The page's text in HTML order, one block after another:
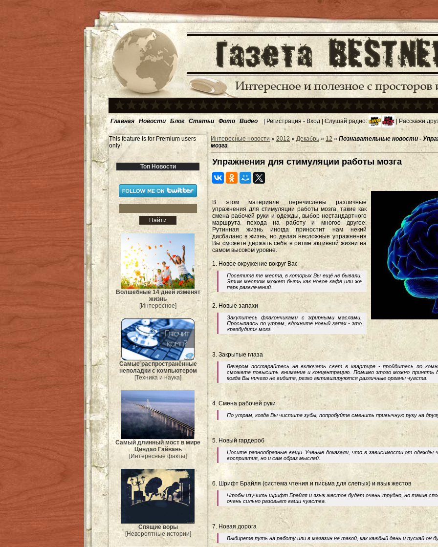
Главная Новости Блог Статьи Фото Видео | Регистрация - Вход | Слушай радио: | Расскажи
This feature is for Premium users
only!
Топ Новости
Волшебные 14 дней изменят
жизнь
[Интересное]
Самые распространённые
неполадки с компьютером
[Техника и наука]
Самый длинный мост в мире
Циндао Гайвань
[Интересные факты]
Спящие воры
[Невероятные истории]
Интересные новости » 2012 » Декабрь » 12 » Познавательные новости -
мозга
Упражнения для стимуляции работы мозга
В этом материале перечислены различные
упражнения для стимуляции работы мозга, такие как
смена рабочей руки и одежды, выбор нестандартного
маршрута похода на работу и многое другое.
Рутинная жизнь иногда приностит нам некий
дисбаланс в жизнь, но делая несложные упражнения
Вы сможете держать себя в ритме активной жизни на
самом высоком уровне.
1. Новое окружение вокруг Вас
Посетите те места, в которых Вы ещё не бывали.
Этим местом может быть как новое кафе или же
парк развлечений.
2. Новые запахи
Закупитесь флакончиками с эфирными маслами.
Просыпаясь по утрам, вдохните новый запах - это
«разбудит» мозг.
3. Закрытые глаза
Вечером постарайтесь не включать свет в квартире - пройдитесь по
сможете повысить внимание и концентрацию. Помимо этого можно
когда Вы ничего не видите, резко активизируются различные органы чувств.
4. Смена рабочей руки
По утрам, когда Вы чистите зубы, попробуйте сменить привычную руку на
5. Новый гардероб
Носите разнообразные вещи. Ученые доказали, что в зависимости от одежды
восприятия, но и сам образ мыслей.
6. Шрифт Брайля (система чтения и письма для слепых) и язык жестов
Чтобы изучить шрифт Брайля и язык жестов будет очень трудно, но такие
очень сильно разовьет ваши чувства.
7. Новая дорога
Выбирете путь на работу или в магазин не такой, как каждый день и пускай он